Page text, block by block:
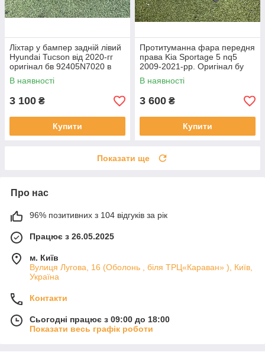
Ліхтар у бампер задній лівий
Hyundai Tucson від 2020-гг
оригінал бв 92405N7020 в
нормальному стані
В наявності
3 100 ₴
Купити
Протитуманна фара передня
права Kia Sportage 5 nq5
2009-2021-рр. Оригінал бу
92202R2000 проклеєна
тріщина скла в непомітному
місці
В наявності
3 600 ₴
Купити
Показати ще
Про нас
96% позитивних з 104 відгуків за рік
Працює з 26.05.2025
м. Київ
Вулиця Лугова, 16 (Оболонь , біля ТРЦ«Караван» ), Київ,
Україна
Контакти
Сьогодні працює з 09:00 до 18:00
Показати весь графік роботи